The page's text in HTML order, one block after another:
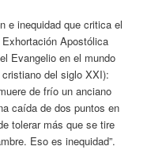
e inequidad que critica el
Apostólica
Evangelio en el mundo
del siglo XXI):
de frío un anciano
caída de dos puntos en
tolerar más que se tire
Eso es inequidad”.